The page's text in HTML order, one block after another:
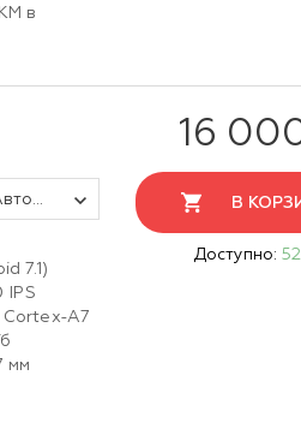
в
Платёжный терминал АТОЛ PT-5 (2 SIM, 2600mAh). Черный. (Автономный режим)
7.1)
IPS
Cortex-A7
мм
16
В
Доступно: